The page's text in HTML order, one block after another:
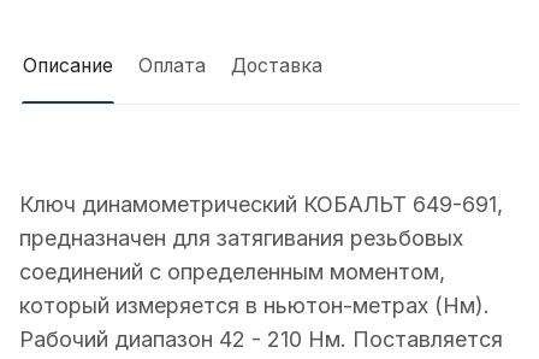
Описание Оплата Доставка
Ключ динамометрический КОБАЛЬТ 649-691,
предназначен для затягивания резьбовых
соединений с определенным моментом,
который измеряется в ньютон-метрах (Нм).
Рабочий диапазон 42 - 210 Нм. Поставляется